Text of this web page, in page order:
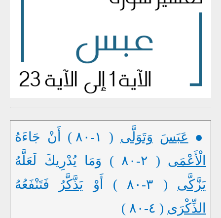
● عَبَسَ وَتَوَلَّى ( ١-٨٠ ) أَنْ جَاءَهُ
الْأَعْمَى ( ٢-٨٠ ) وَمَا يُدْرِيكَ لَعَلَّهُ
يَزَّكَّى ( ٣-٨٠ ) أَوْ يَذَّكَّرُ
فَتَنْفَعُهُ
الذِّكْرَى ( ٤-٨٠ )